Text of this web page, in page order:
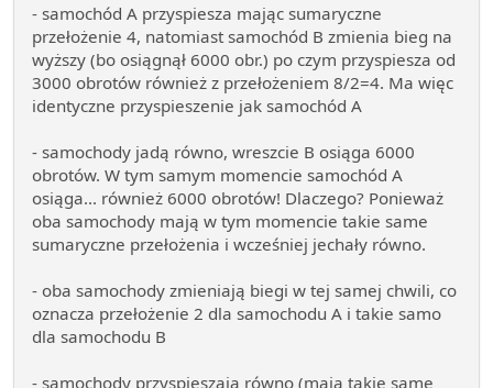
- samochód A przyspiesza mając sumaryczne
przełożenie 4, natomiast samochód B zmienia bieg na
wyższy (bo osiągnął 6000 obr.) po czym przyspiesza od
3000 obrotów również z przełożeniem 8/2=4. Ma więc
identyczne przyspieszenie jak samochód A
- samochody jadą równo, wreszcie B osiąga 6000
obrotów. W tym samym momencie samochód A
osiąga... również 6000 obrotów! Dlaczego? Ponieważ
oba samochody mają w tym momencie takie same
sumaryczne przełożenia i wcześniej jechały równo.
- oba samochody zmieniają biegi w tej samej chwili, co
oznacza przełożenie 2 dla samochodu A i takie samo
dla samochodu B
- samochody przyspieszają równo (mają takie same